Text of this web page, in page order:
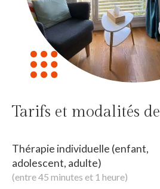
Tarifs et modalités
Thérapie individuelle (enfant,
adolescent, adulte)
(entre 45 minutes et 1 heure)